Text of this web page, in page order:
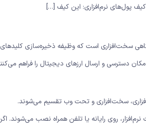
پول‌های نرم‌افزاری: این کیف […]
سخت‌افزاری است که وظیفه ذخیره‌سازی
دسترسی و ارسال ارزهای دیجیتال را فراهم
سخت‌افزاری و تحت‌ وب تقسیم می‌شوند.
روی رایانه یا تلفن همراه نصب می‌شوند.